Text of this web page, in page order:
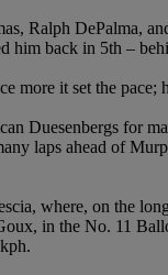
Ralph DePalma,
back in 5th –
it set the
Duesenbergs for
laps ahead of
where, on the
in the No. 11